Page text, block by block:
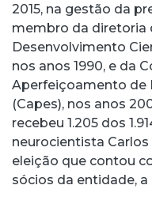
2015, na gestão da
membro da diretoria
Desenvolvimento
nos anos 1990, e da
Aperfeiçoamento de
(Capes), nos anos
recebeu 1.205 dos
neurocientista
eleição que contou
sócios da entidade,